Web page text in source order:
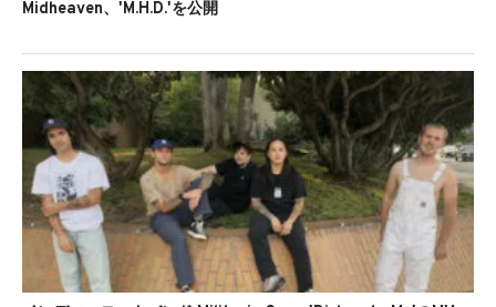
Midheaven、'M.H.D.'を公開